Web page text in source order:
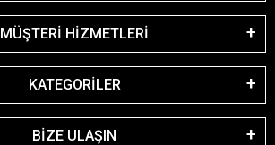
MÜŞTERİ HİZMETLERİ
KATEGORİLER
BİZE ULAŞIN